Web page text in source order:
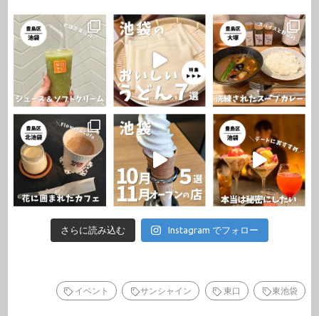
さらに読み込む Instagram でフォロー
イベント サンシャイン 東口 東池袋